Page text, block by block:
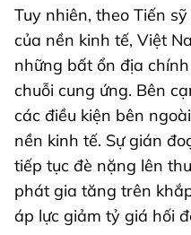
Tuy nhiên, theo Tiến
của nền kinh tế, Việt
những bất ổn địa
chuỗi cung ứng. Bên
các điều kiện bên
nền kinh tế. Sự gián
tiếp tục đè nặng lên
phát gia tăng trên
áp lực giảm tỷ giá hối